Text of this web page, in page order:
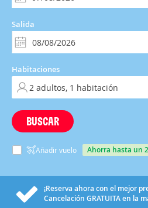
Salida
Habitaciones
BUSCAR
Añadir vuelo ahorra hasta un
¡Reserva ahora con el mejor
Cancelación GRATUITAen la